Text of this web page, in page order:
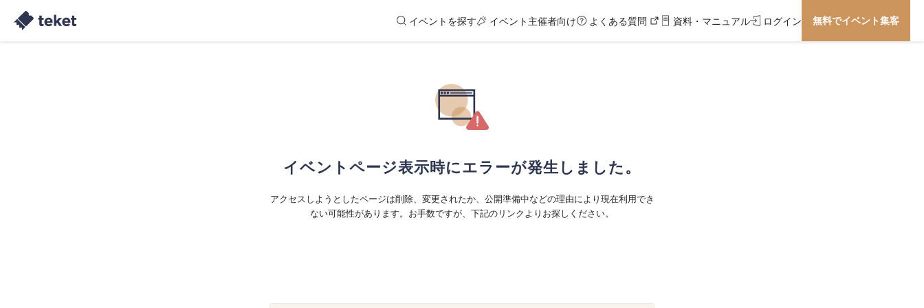
イベントを探す イベント主催者向け よくある質問 資料・マニュアル ログイン 無料でイベント集客
イベントページ表示時にエラーが発生しました。
アクセスしようとしたページは削除、変更されたか、公開準備中などの理由により現在利用でき
ない可能性があります。お手数ですが、下記のリンクよりお探しください。